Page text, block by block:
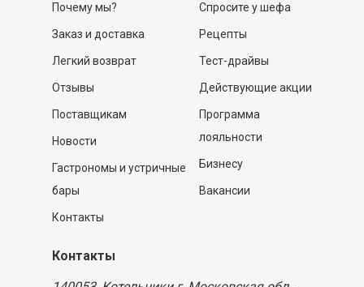
Почему мы?
Заказ и доставка
Легкий возврат
Отзывы
Поставщикам
Новости
Гастрономы и устричные
бары
Контакты
Спросите у шефа
Рецепты
Тест-драйвы
Действующие акции
Программа
лояльности
Бизнесу
Вакансии
Контакты